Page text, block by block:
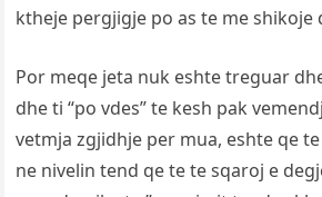
ktheje pergjigje po as te me shikoje
Por meqe jeta nuk eshte treguar
dhe ti “po vdes” te kesh pak
vetmja zgjidhje per mua, eshte qe
ne nivelin tend qe te te sqaroj e